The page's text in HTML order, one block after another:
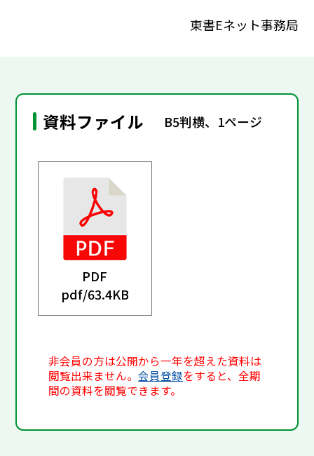
東書Eネット事務局
資料ファイル B5判横、1ページ
PDF
pdf/63.4KB
非会員の方は公開から一年を超えた資料は
閲覧出来ません。会員登録をすると、全期
間の資料を閲覧できます。